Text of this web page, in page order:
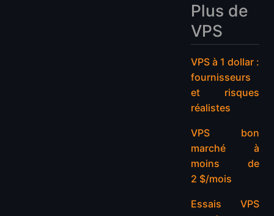
Plus de
VPS
VPS à 1 dollar :
fournisseurs
et risques
réalistes
VPS bon
marché à
moins de
2 $/mois
Essais VPS